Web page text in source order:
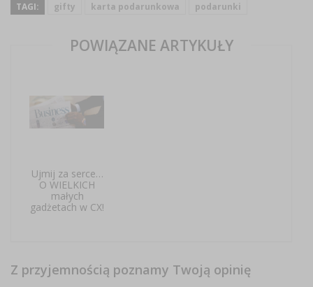
TAGI: gifty karta podarunkowa podarunki
POWIĄZANE ARTYKUŁY
Ujmij za serce…
O WIELKICH
małych
gadżetach w CX!
Z przyjemnością poznamy Twoją opinię